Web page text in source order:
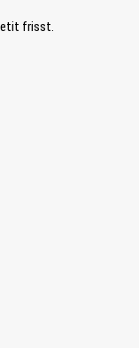
frisst.